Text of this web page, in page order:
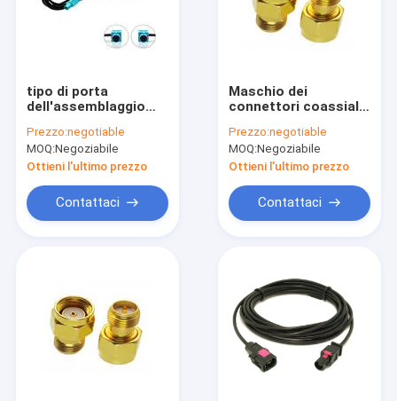
tipo di porta
dell'assemblaggio
lunghezza di 15CM
un maschio di SMB al
fermaglio
Prezzo:negotiable
MOQ:Negoziabile
Ottieni l'ultimo prezzo
Contattaci
Maschio dei
connettori coassiali
all'ohm femminile 1,9
VSWR dell'adattatore
50
Prezzo:negotiable
MOQ:Negoziabile
Ottieni l'ultimo prezzo
Contattaci